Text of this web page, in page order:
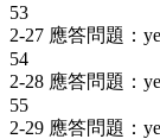
53
2-27 應答問題：
54
2-28 應答問題：
55
2-29 應答問題：